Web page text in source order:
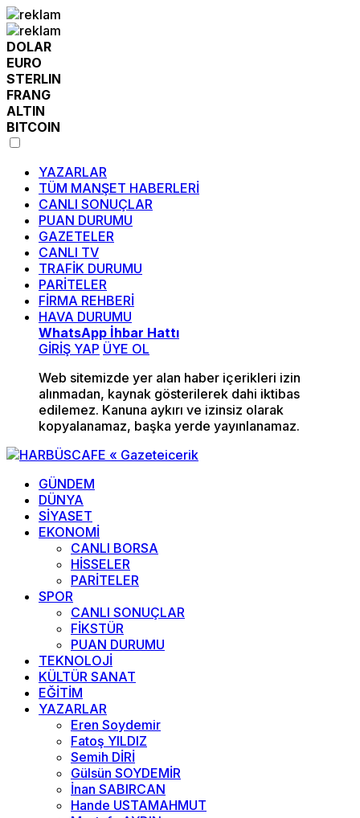
DOLAR
EURO
STERLIN
FRANG
ALTIN
BITCOIN
YAZARLAR
TÜM MANŞET HABERLERİ
CANLI SONUÇLAR
PUAN DURUMU
GAZETELER
CANLI TV
TRAFİK DURUMU
PARİTELER
FİRMA REHBERİ
HAVA DURUMU
WhatsApp İhbar Hattı
GİRİŞ YAP ÜYE OL
Web sitemizde yer alan haber içerikleri izin
alınmadan, kaynak gösterilerek dahi iktibas
edilemez. Kanuna aykırı ve izinsiz olarak
kopyalanamaz, başka yerde yayınlanamaz.
GÜNDEM
DÜNYA
SİYASET
EKONOMİ
CANLI BORSA
HİSSELER
PARİTELER
SPOR
CANLI SONUÇLAR
FİKSTÜR
PUAN DURUMU
TEKNOLOJİ
KÜLTÜR SANAT
EĞİTİM
YAZARLAR
Eren Soydemir
Fatoş YILDIZ
Semih DİRİ
Gülsün SOYDEMİR
İnan SABIRCAN
Hande USTAMAHMUT